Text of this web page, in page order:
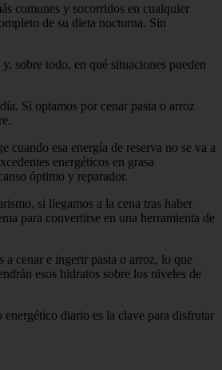
comunes y socorridos en cualquier
de su dieta nocturna. Sin
sobre todo, en qué situaciones pueden
Si optamos por cenar pasta o arroz
esa energía de reserva no se va a
energéticos en grasa
óptimo y reparador.
si llegamos a la cena tras haber
para convertirse en una herramienta de
cenar e ingerir pasta o arroz, lo que
esos hidratos sobre los niveles de
diario es la clave para disfrutar